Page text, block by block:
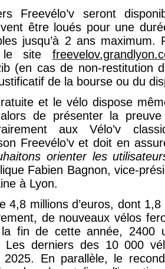
Freevélo’v seront
être loués pour une
jusqu’à 2 ans
le site
(en cas de non-restitution
de la bourse ou du
et le vélo dispose
de présenter la
aux Vélo’v
Freevélo’v et doit en
orienter les
Fabien Bagnon, vice-
à Lyon.
4,8 millions d’euros, dont
de nouveaux vélos
fin de cette année, 2400
Les derniers des 10 000
2025. En parallèle, le